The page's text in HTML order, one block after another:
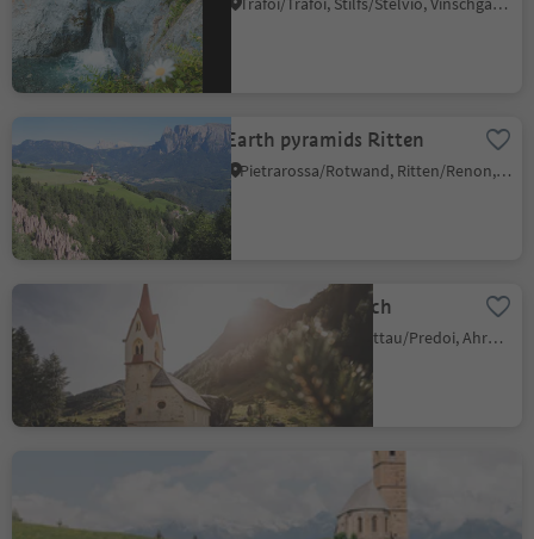
Earth pyramids Ritten
Pietrarossa/Rotwand, Ritten/Renon, Bolzano/Bozen and environs
Holy Spirit Church
Casere/Kasern, Prettau/Predoi, Ahrntal/Valle Aurina
St. Kathrein church